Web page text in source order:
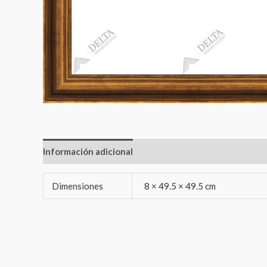
Información adicional
Dimensiones 8 × 49.5 × 49.5 cm